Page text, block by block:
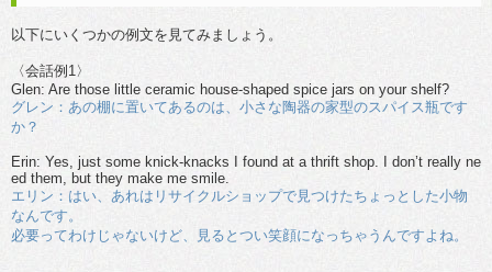
以下にいくつかの例文を見てみましょう。
〈会話例1〉
Glen: Are those little ceramic house-shaped spice jars on your shelf?
グレン：あの棚に置いてあるのは、小さな陶器の家型のスパイス瓶です
か？
Erin: Yes, just some knick-knacks I found at a thrift shop. I don’t really ne
ed them, but they make me smile.
エリン：はい、あれはリサイクルショップで見つけたちょっとした小物
なんです。
必要ってわけじゃないけど、見るとつい笑顔になっちゃうんですよね。